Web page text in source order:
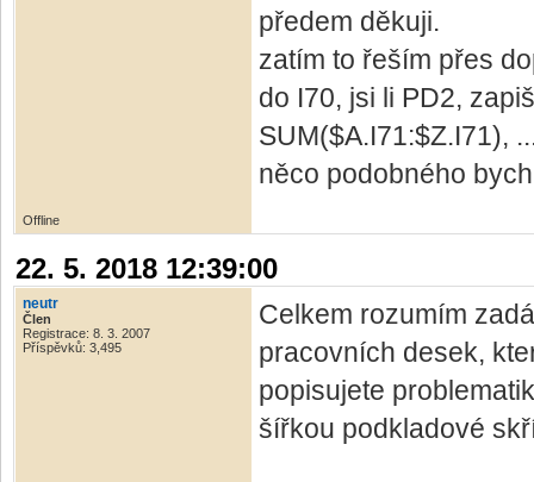
předem děkuji.
zatím to řeším přes
do I70, jsi li PD2,
SUM($A.I71:$Z.I71),
něco podobného
Offline
22. 5. 2018 12:39:00
neutr
Člen
Registrace: 8. 3. 2007
Příspěvků: 3,495
Celkem rozumím
pracovních desek,
popisujete
šířkou podkladové